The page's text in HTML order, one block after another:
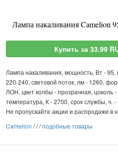
Лампа накаливания Camelion
Купить за 33.99
Лампа накаливания, мощность, Вт -
220-240, световой поток, лм - 1260,
ЛОН, цвет колбы - прозрачная, цоколь
температура, К - 2700, срок службы, ч. -
Не пропускайте акции и распродажи в
Camelion ///подобные товары